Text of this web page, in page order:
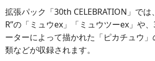
拡張パック「30th CELEBRATION」では
R”の「ミュウex」「ミュウツーex」や
ーターによって描かれた「ピカチュウ
類などが収録されます。